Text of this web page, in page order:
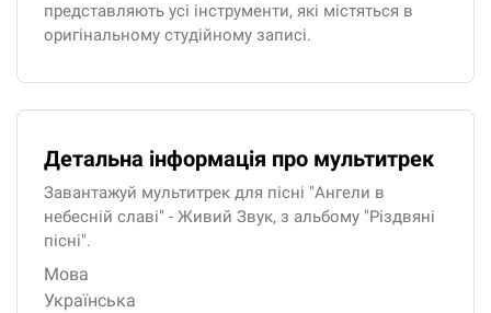
представляють усі інструменти, які містяться в
оригінальному студійному записі.
Детальна інформація про мультитрек
Завантажуй мультитрек для пісні "Ангели в
небесній славі" - Живий Звук, з альбому "Різдвяні
пісні".
Мова
Українська